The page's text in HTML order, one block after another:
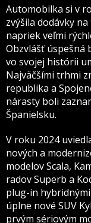
Automobilka si v
zvýšila dodávky
napriek veľmi
Obzvlášť úspešná
vo svojej histórii
Najväčšími trhmi
republika a
nárasty boli
Španielsku.
V roku 2024
nových a
modelov Scala,
radov Superb a
plug-in
úplne nové SUV
prvým sériovým